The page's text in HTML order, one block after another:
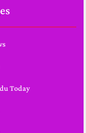
Today